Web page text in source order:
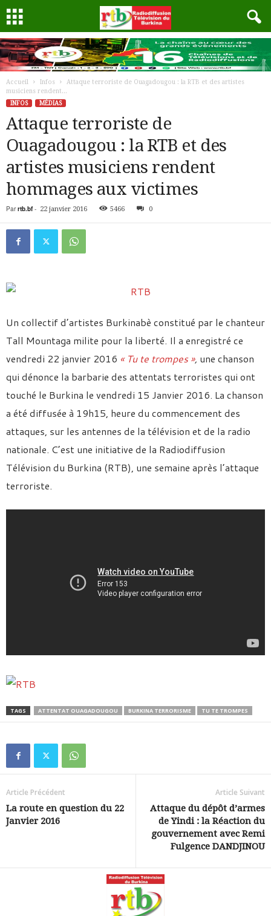
Accueil Infos
Attaque terroriste de Ouagadougou : la RTB et des artistes
musiciens rendent...
INFOS
MÉDIAS
Attaque terroriste de
Ouagadougou : la RTB et des
artistes musiciens rendent
hommages aux victimes
Par rtb.bf- 22 janvier 2016 5466 0
Un collectif d’artistes Burkinabè constitué par le chanteur
Tall Mountaga milite pour la liberté. Il a enregistré ce
vendredi 22 janvier 2016 « Tu te trompes », une chanson
qui dénonce la barbarie des attentats terroristes qui ont
touché le Burkina le vendredi 15 Janvier 2016. La chanson
a été diffusée à 19h15, heure du commencement des
attaques, sur les antennes de la télévision et de la radio
nationale. C’est une initiative de la Radiodiffusion
Télévision du Burkina (RTB), une semaine après l’attaque
terroriste.
TAGS ATTENTAT OUAGADOUGOU BURKINA TERRORISME TU TE TROMPES
Article Précédent
La route en question du 22
Janvier 2016
Article Suivant
Attaque du dépôt d’armes
de Yindi : la Réaction du
gouvernement avec Remi
Fulgence DANDJINOU